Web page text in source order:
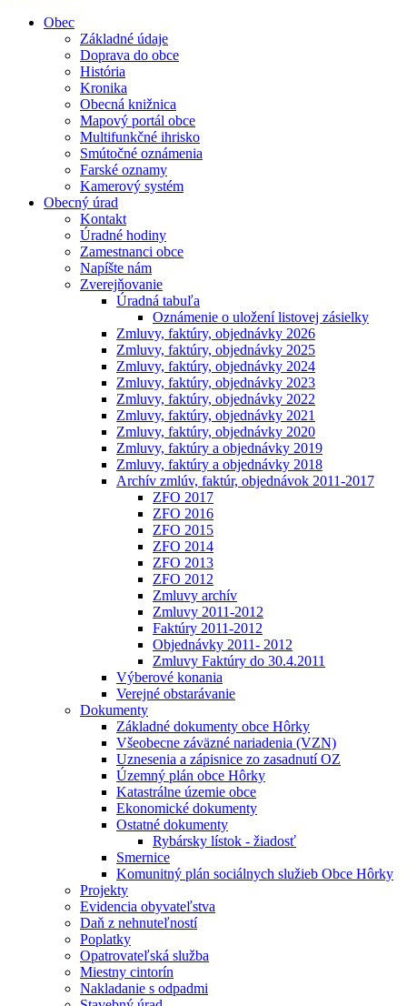
Obec
Základné údaje
Doprava do obce
História
Kronika
Obecná knižnica
Mapový portál obce
Multifunkčné ihrisko
Smútočné oznámenia
Farské oznamy
Kamerový systém
Obecný úrad
Kontakt
Úradné hodiny
Zamestnanci obce
Napíšte nám
Zverejňovanie
Úradná tabuľa
Oznámenie o uložení listovej zásielky
Zmluvy, faktúry, objednávky 2026
Zmluvy, faktúry, objednávky 2025
Zmluvy, faktúry, objednávky 2024
Zmluvy, faktúry, objednávky 2023
Zmluvy, faktúry, objednávky 2022
Zmluvy, faktúry, objednávky 2021
Zmluvy, faktúry, objednávky 2020
Zmluvy, faktúry a objednávky 2019
Zmluvy, faktúry a objednávky 2018
Archív zmlúv, faktúr, objednávok 2011-2017
ZFO 2017
ZFO 2016
ZFO 2015
ZFO 2014
ZFO 2013
ZFO 2012
Zmluvy archív
Zmluvy 2011-2012
Faktúry 2011-2012
Objednávky 2011- 2012
Zmluvy Faktúry do 30.4.2011
Výberové konania
Verejné obstarávanie
Dokumenty
Základné dokumenty obce Hôrky
Všeobecne záväzné nariadenia (VZN)
Uznesenia a zápisnice zo zasadnutí OZ
Územný plán obce Hôrky
Katastrálne územie obce
Ekonomické dokumenty
Ostatné dokumenty
Rybársky lístok - žiadosť
Smernice
Komunitný plán sociálnych služieb Obce Hôrky
Projekty
Evidencia obyvateľstva
Daň z nehnuteľností
Poplatky
Opatrovateľská služba
Miestny cintorín
Nakladanie s odpadmi